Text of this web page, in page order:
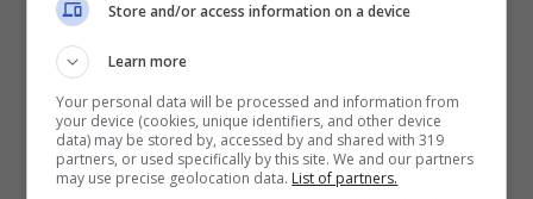
Enrico Varriale (Getty Images)
Store and/or access information on a device
Learn more
Your personal data will be processed and information from
your device (cookies, unique identifiers, and other device
data) may be stored by, accessed by and shared with 319
partners, or used specifically by this site. We and our partners
may use precise geolocation data. List of partners.